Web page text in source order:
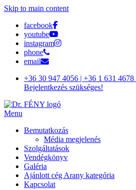
Skip to main content
facebook
youtube
instagram
phone
email
+36 30 947 4056 | +36 1 631
Bejelentkezés szükséges!
Menu
Bemutatkozás
Média megjelenés
Szolgáltatások
Vendégkönyv
Galéria
Ajánlott cég Arany kategória
Kapcsolat